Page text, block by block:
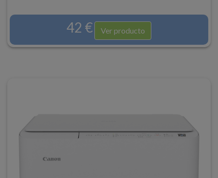
42 € Ver producto